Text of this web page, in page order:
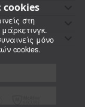
cookies
στη
μόνο
cookies.